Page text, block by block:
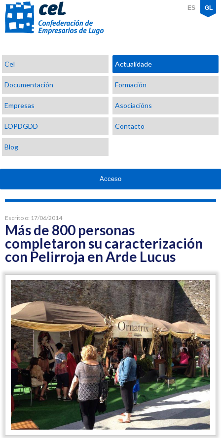
Confederación
de
Empresarios
de
Lugo
ES GL
Cel Actualidade
Documentación Formación
Empresas Asociacións
LOPDGDD Contacto
Blog
Acceso
Escrito o: 17/06/2014
Más de 800 personas
completaron su caracterización
con Pelirroja en Arde Lucus